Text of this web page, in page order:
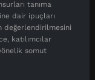
tanıma
dair ipuçları
değerlendirilmesini
katılımcılar
somut